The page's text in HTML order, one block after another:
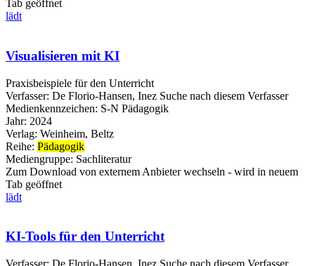
Tab geöffnet
lädt
Visualisieren mit KI
Praxisbeispiele für den Unterricht
Verfasser: De Florio-Hansen, Inez Suche nach diesem Verfasser
Medienkennzeichen: S-N Pädagogik
Jahr: 2024
Verlag: Weinheim, Beltz
Reihe: Pädagogik
Mediengruppe: Sachliteratur
Zum Download von externem Anbieter wechseln - wird in neuem
Tab geöffnet
lädt
KI-Tools für den Unterricht